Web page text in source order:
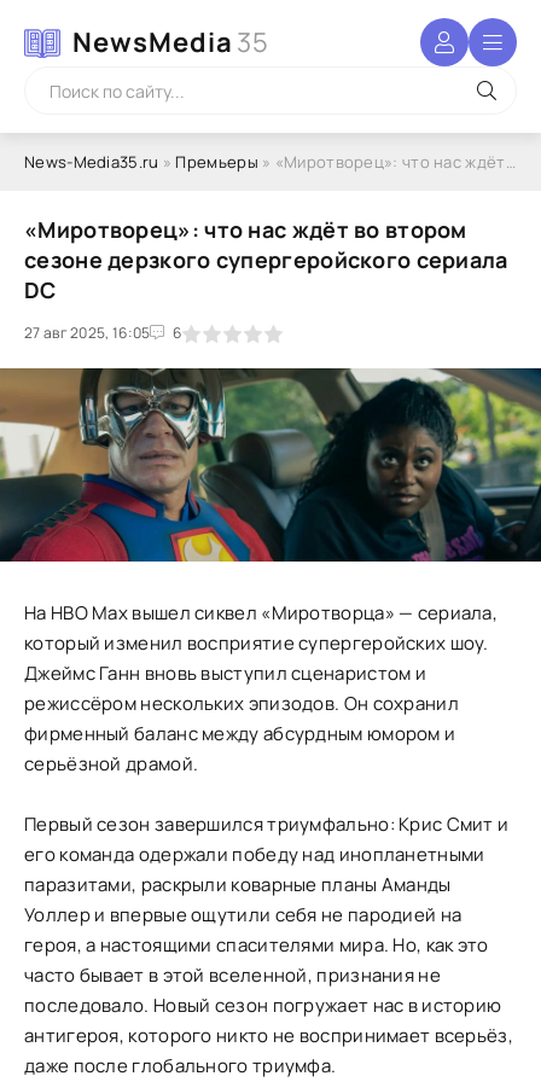
NewsMedia 35
News-Media35.ru » Премьеры » «Миротворец»: что нас ждёт во втором сезоне дерзкого супергеройского сериала DC
«Миротворец»: что нас ждёт во втором
сезоне дерзкого супергеройского сериала
DC
27 авг 2025, 16:05 6
1 2 3 4 5
На HBO Max вышел сиквел «Миротворца» — сериала,
который изменил восприятие супергеройских шоу.
Джеймс Ганн вновь выступил сценаристом и
режиссёром нескольких эпизодов. Он сохранил
фирменный баланс между абсурдным юмором и
серьёзной драмой.
Первый сезон завершился триумфально: Крис Смит и
его команда одержали победу над инопланетными
паразитами, раскрыли коварные планы Аманды
Уоллер и впервые ощутили себя не пародией на
героя, а настоящими спасителями мира. Но, как это
часто бывает в этой вселенной, признания не
последовало. Новый сезон погружает нас в историю
антигероя, которого никто не воспринимает всерьёз,
даже после глобального триумфа.